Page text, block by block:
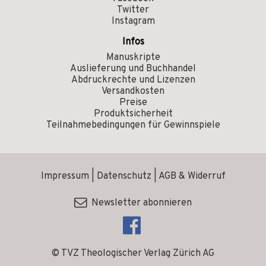
Twitter
Instagram
Infos
Manuskripte
Auslieferung und Buchhandel
Abdruckrechte und Lizenzen
Versandkosten
Preise
Produktsicherheit
Teilnahmebedingungen für Gewinnspiele
© TVZ Theologischer Verlag Zürich AG
Impressum Datenschutz AGB & Widerruf
Newsletter abonnieren